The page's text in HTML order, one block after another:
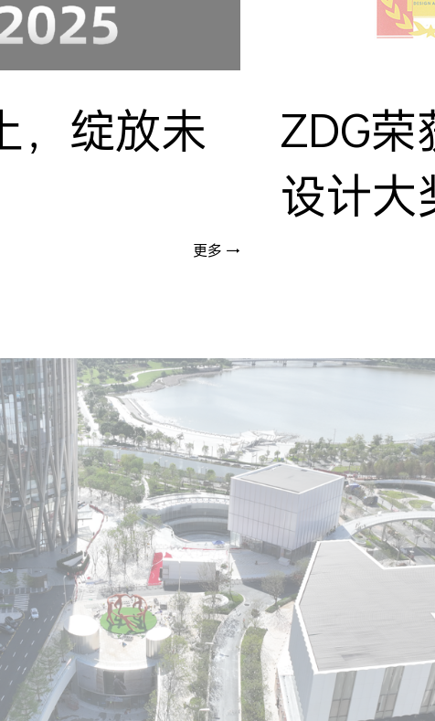
，绽放未
更多 →
ZDG
设计大